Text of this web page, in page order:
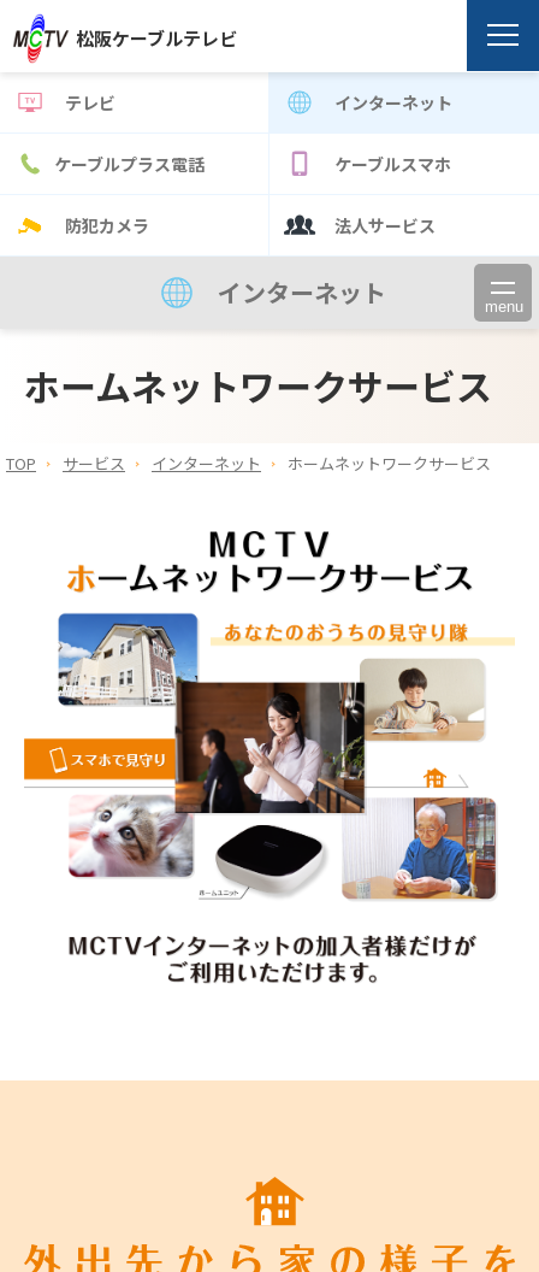
松阪ケーブルテレビ
テレビ インターネット
ケーブルプラス電話 ケーブルスマホ
防犯カメラ 法人サービス
インターネット menu
ホームネットワークサービス
TOP サービス インターネット ホームネットワークサービス